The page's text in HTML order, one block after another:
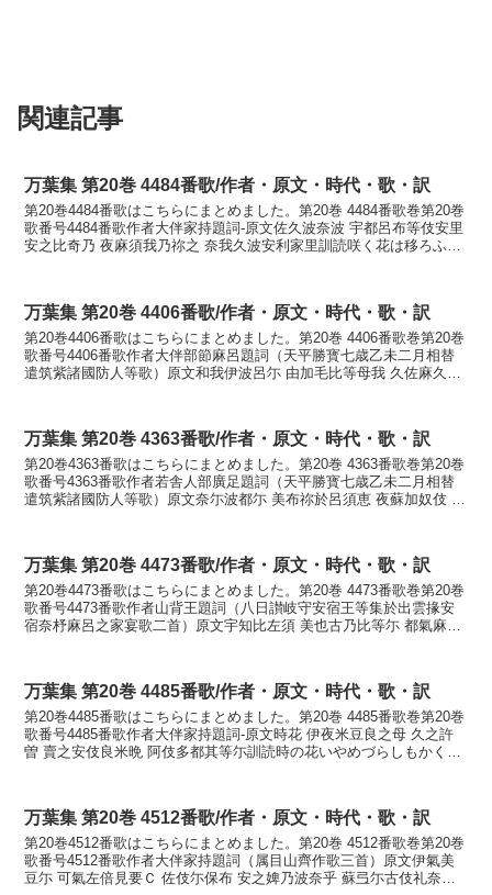
関連記事
万葉集 第20巻 4484番歌/作者・原文・時代・歌・訳
第20巻4484番歌はこちらにまとめました。第20巻 4484番歌巻第20巻
歌番号4484番歌作者大伴家持題詞-原文佐久波奈波 宇都呂布等伎安里
安之比奇乃 夜麻須我乃祢之 奈我久波安利家里訓読咲く花は移ろふ時
万葉集 第20巻 4406番歌/作者・原文・時代・歌・訳
第20巻4406番歌はこちらにまとめました。第20巻 4406番歌巻第20巻
歌番号4406番歌作者大伴部節麻呂題詞（天平勝寳七歳乙未二月相替
遣筑紫諸國防人等歌）原文和我伊波呂尓 由加毛比等母我 久佐麻久良
万葉集 第20巻 4363番歌/作者・原文・時代・歌・訳
第20巻4363番歌はこちらにまとめました。第20巻 4363番歌巻第20巻
歌番号4363番歌作者若舎人部廣足題詞（天平勝寳七歳乙未二月相替
遣筑紫諸國防人等歌）原文奈尓波都尓 美布祢於呂須恵 夜蘇加奴伎 伊
万葉集 第20巻 4473番歌/作者・原文・時代・歌・訳
第20巻4473番歌はこちらにまとめました。第20巻 4473番歌巻第20巻
歌番号4473番歌作者山背王題詞（八日讃岐守安宿王等集於出雲掾安
宿奈杼麻呂之家宴歌二首）原文宇知比左須 美也古乃比等尓 都氣麻久
万葉集 第20巻 4485番歌/作者・原文・時代・歌・訳
第20巻4485番歌はこちらにまとめました。第20巻 4485番歌巻第20巻
歌番号4485番歌作者大伴家持題詞-原文時花 伊夜米豆良之母 久之許
曽 賣之安伎良米晩 阿伎多都其等尓訓読時の花いやめづらしもかくし
万葉集 第20巻 4512番歌/作者・原文・時代・歌・訳
第20巻4512番歌はこちらにまとめました。第20巻 4512番歌巻第20巻
歌番号4512番歌作者大伴家持題詞（属目山齊作歌三首）原文伊氣美
豆尓 可氣左倍見要Ｃ 佐伎尓保布 安之婢乃波奈乎 蘇弖尓古伎礼奈訓